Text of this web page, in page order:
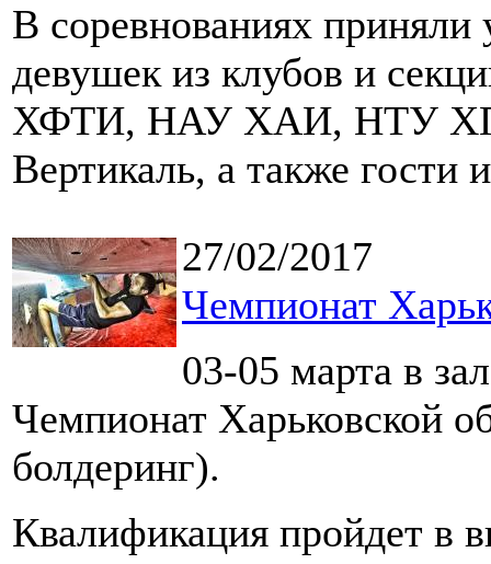
В соревнованиях
девушек из клубов и
ХФТИ, НАУ ХАИ, НТУ
Вертикаль, а также гости
27/02/2017
Чемпионат
03-05 марта в
Чемпионат Харьковской
болдеринг).
Квалификация пройдет в